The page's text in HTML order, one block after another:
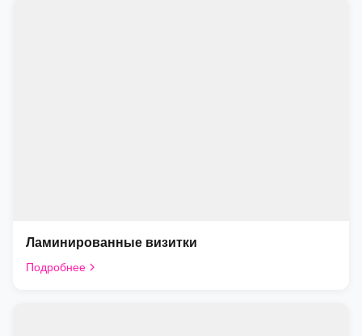
Ламинированные визитки
Подробнее